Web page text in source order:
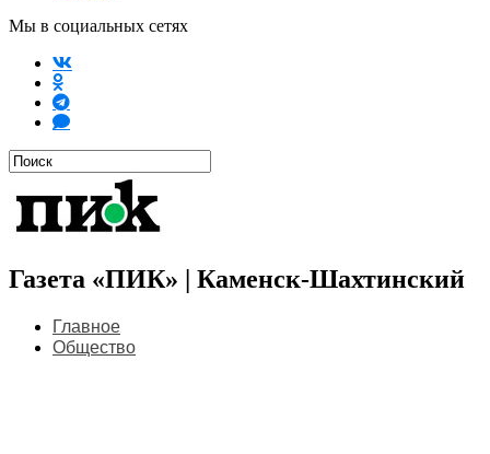
Мы в социальных сетях
Газета «ПИК» | Каменск-Шахтинский
Главное
Общество